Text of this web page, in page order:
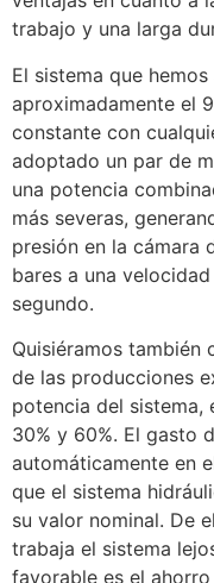
trabajo y una larga
El sistema que
aproximadamente el
constante con
adoptado un par de
una potencia
más severas,
presión en la cámara
bares a una
segundo.
Quisiéramos también
de las producciones
potencia del sistema,
30% y 60%. El gasto
automáticamente en
que el sistema
su valor nominal. De
trabaja el sistema
favorable es el